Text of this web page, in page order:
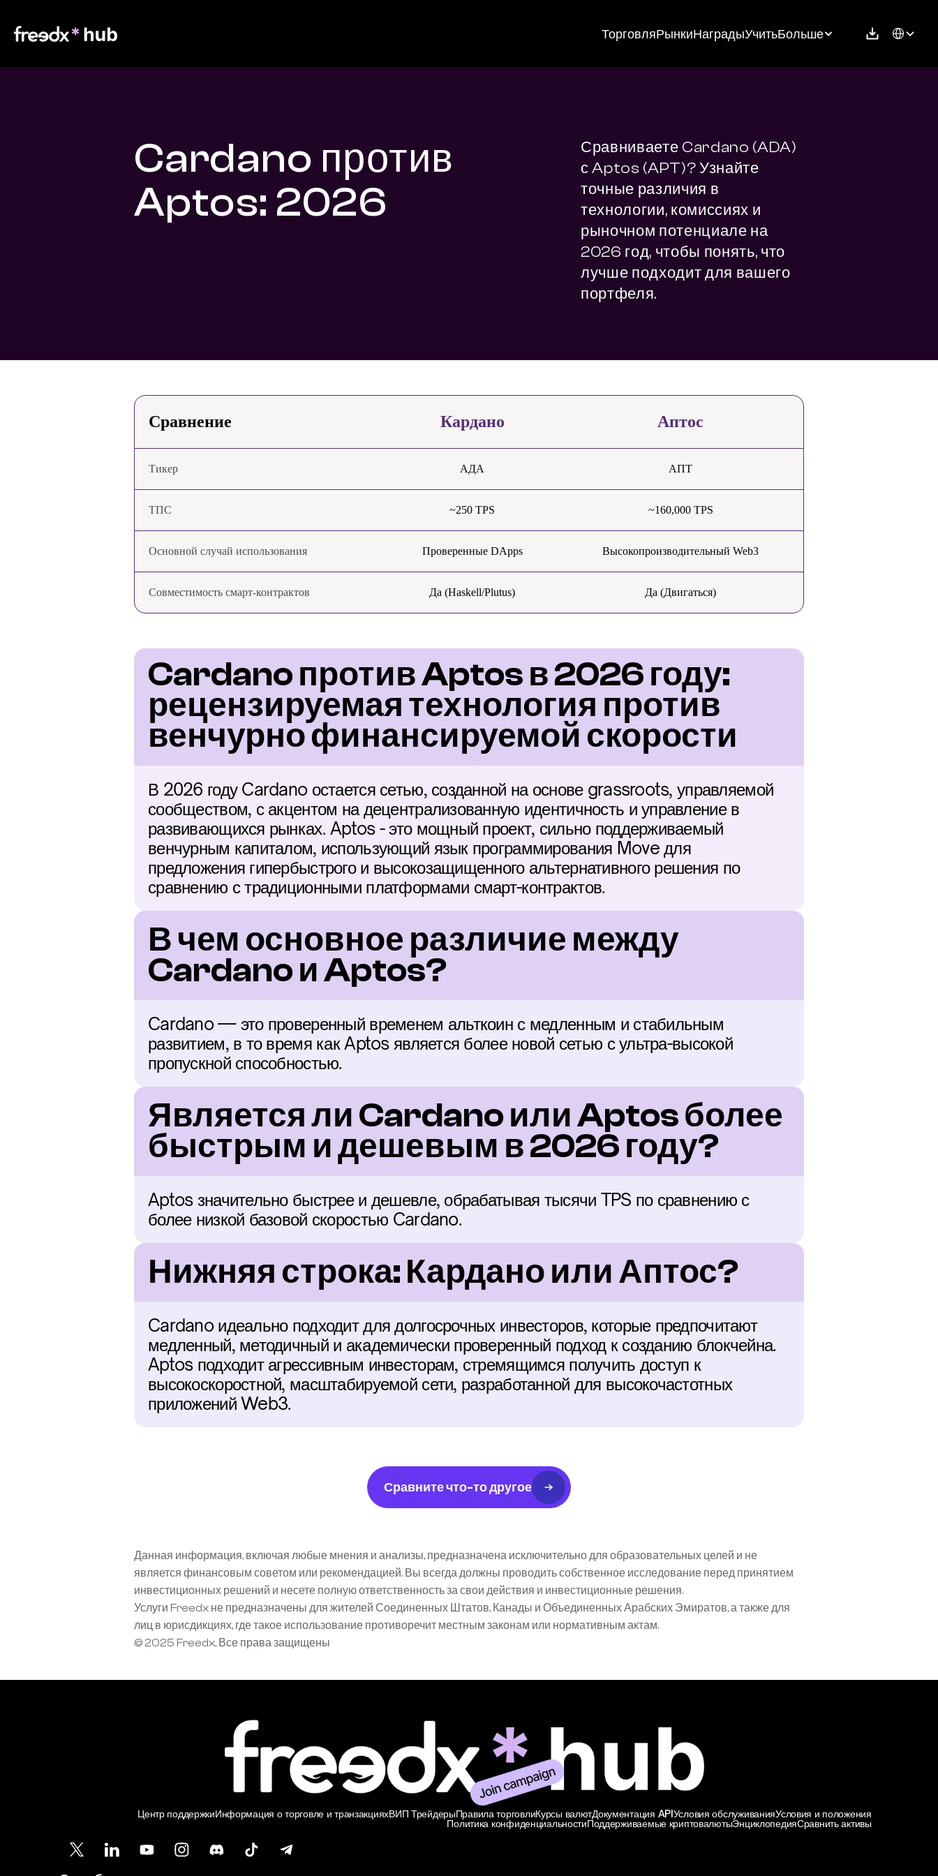
ТорговляРынкиНаградыУчитьБольше Select
Cardano против
Aptos: 2026
Сравниваете Cardano (ADA)
с Aptos (APT)? Узнайте
точные различия в
технологии, комиссиях и
рыночном потенциале на
2026 год, чтобы понять, что
лучше подходит для вашего
портфеля.
Сравнение Кардано Аптос
Тикер АДА АПТ
ТПС ~250 TPS ~160,000 TPS
Основной случай использования Проверенные DApps Высокопроизводительный Web3
Совместимость смарт-контрактов Да (Haskell/Plutus) Да (Двигаться)
Cardano против Aptos в 2026 году:
рецензируемая технология против
венчурно финансируемой скорости
В 2026 году Cardano остается сетью, созданной на основе grassroots, управляемой
сообществом, с акцентом на децентрализованную идентичность и управление в
развивающихся рынках. Aptos - это мощный проект, сильно поддерживаемый
венчурным капиталом, использующий язык программирования Move для
предложения гипербыстрого и высокозащищенного альтернативного решения по
сравнению с традиционными платформами смарт-контрактов.
В чем основное различие между
Cardano и Aptos?
Cardano — это проверенный временем альткоин с медленным и стабильным
развитием, в то время как Aptos является более новой сетью с ультра-высокой
пропускной способностью.
Является ли Cardano или Aptos более
быстрым и дешевым в 2026 году?
Aptos значительно быстрее и дешевле, обрабатывая тысячи TPS по сравнению с
более низкой базовой скоростью Cardano.
Нижняя строка: Кардано или Аптос?
Cardano идеально подходит для долгосрочных инвесторов, которые предпочитают
медленный, методичный и академически проверенный подход к созданию блокчейна.
Aptos подходит агрессивным инвесторам, стремящимся получить доступ к
высокоскоростной, масштабируемой сети, разработанной для высокочастотных
приложений Web3.
Сравните что-то другое
Данная информация, включая любые мнения и анализы, предназначена исключительно для образовательных целей и не
является финансовым советом или рекомендацией. Вы всегда должны проводить собственное исследование перед принятием
инвестиционных решений и несете полную ответственность за свои действия и инвестиционные решения.
Услуги Freedx не предназначены для жителей Соединенных Штатов, Канады и Объединенных Арабских Эмиратов, а также для
лиц в юрисдикциях, где такое использование противоречит местным законам или нормативным актам.
© 2025 Freedx, Все права защищены
Центр поддержкиИнформация о торговле и транзакцияхВИП ТрейдерыПравила торговлиКурсы валютДокументация APIУсловия обслуживанияУсловия и положения
Политика конфиденциальностиПоддерживаемые криптовалютыЭнциклопедияСравнить активы